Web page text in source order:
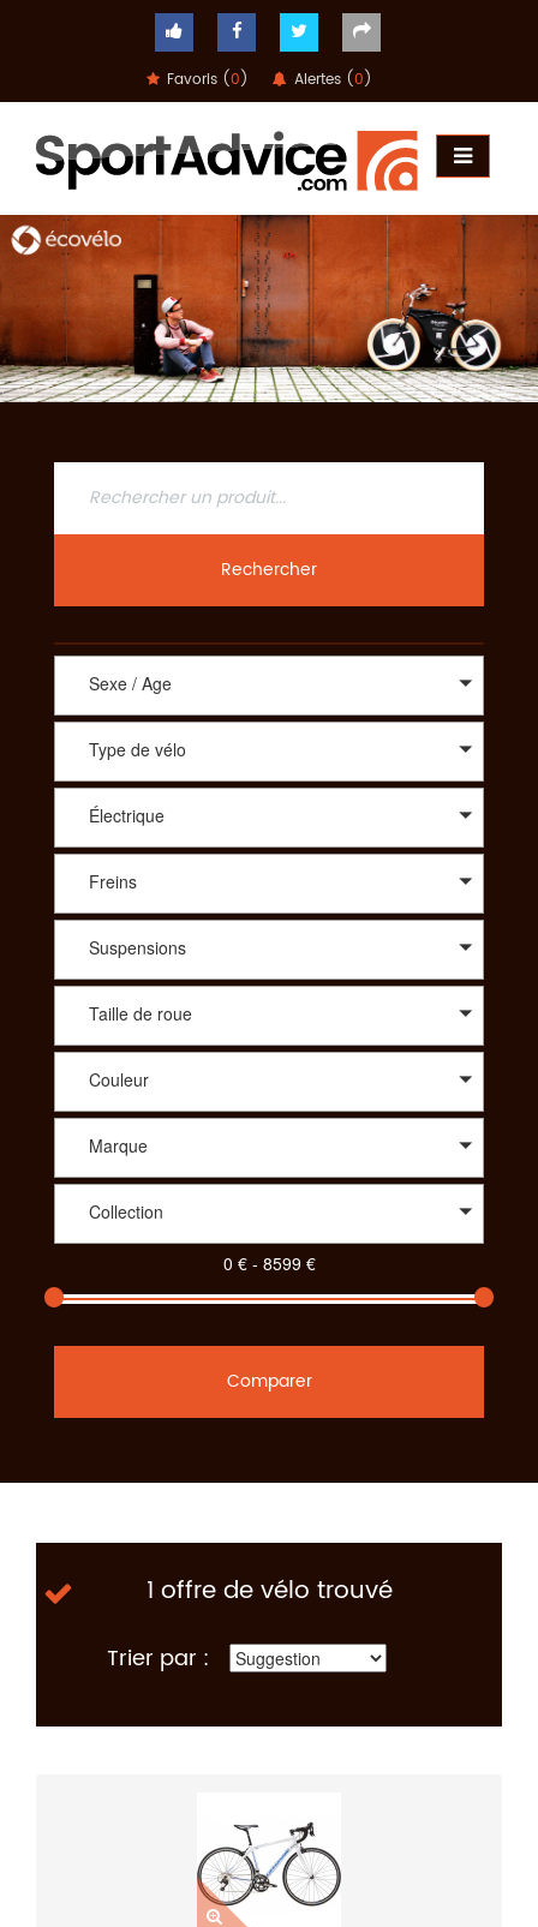
Favoris (0) Alertes (0)
COMPARATEUR
CONSEILS
QUESTIONS
-
RÉPONSES
CONTACT
Rechercher
Sexe / Age
Type de vélo
Électrique
Freins
Suspensions
Taille de roue
Couleur
Marque
Collection
Comparer
1 offre de vélo trouvé
Trier par :